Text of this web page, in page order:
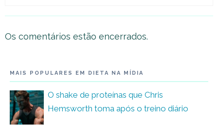
Os comentários estão encerrados.
MAIS POPULARES EM DIETA NA MÍDIA
O shake de proteínas que Chris
Hemsworth toma após o treino diário